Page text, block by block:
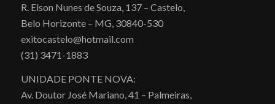
R. Elson Nunes de Souza, 137 – Castelo,
Belo Horizonte – MG, 30840-530
exitocastelo@hotmail.com
(31) 3471-1883
UNIDADE PONTE NOVA:
Av. Doutor José Mariano, 41 – Palmeiras,